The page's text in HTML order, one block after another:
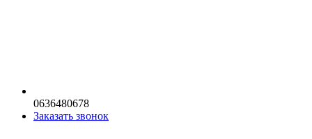
0636480678
Заказать звонок